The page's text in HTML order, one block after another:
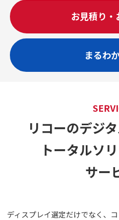
お見積り・
まるわ
リコーのデジ
トータルソ
サー
ディスプレイ選定だけでなく、